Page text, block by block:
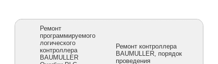
Ремонт
программируемого
логического
контроллера
BAUMULLER
Ремонт контроллера
BAUMULLER, порядок
проведения